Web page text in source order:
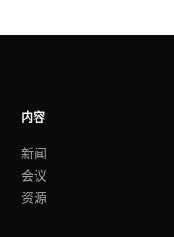
内容
新闻
会议
资源